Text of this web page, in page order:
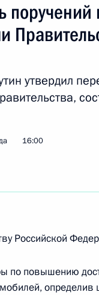
14:45
по итогам
моста
утвердил
16:00
Российской
по повышению
определив